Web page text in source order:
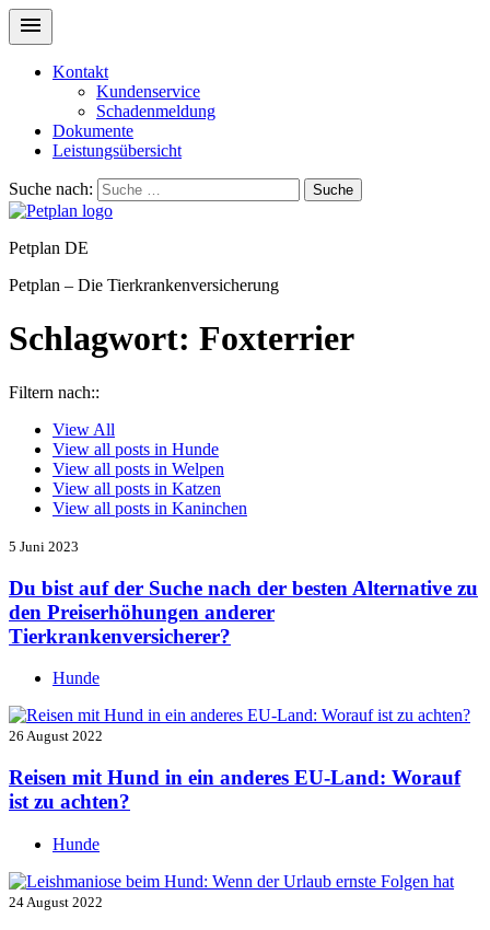
Kontakt
Kundenservice
Schadenmeldung
Dokumente
Leistungsübersicht
Suche nach: Suche
Petplan DE
Petplan – Die Tierkrankenversicherung
Schlagwort: Foxterrier
Filtern nach::
View All
View all posts in Hunde
View all posts in Welpen
View all posts in Katzen
View all posts in Kaninchen
5 Juni 2023
Du bist auf der Suche nach der besten Alternative zu
den Preiserhöhungen anderer
Tierkrankenversicherer?
Hunde
26 August 2022
Reisen mit Hund in ein anderes EU-Land: Worauf
ist zu achten?
Hunde
24 August 2022